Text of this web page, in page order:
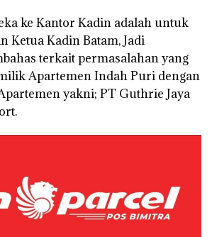
ke Kantor Kadin adalah untuk
Ketua Kadin Batam, Jadi
terkait permasalahan yang
Apartemen Indah Puri dengan
yakni; PT Guthrie Jaya